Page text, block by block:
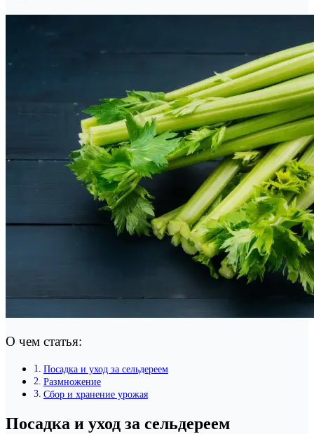
О чем статья:
Посадка и уход за сельдереем
Размножение
Сбор и хранение урожая
Посадка и уход за сельдереем